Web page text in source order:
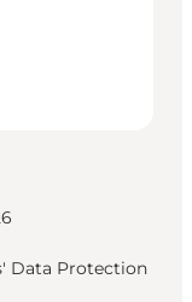
Data Protection